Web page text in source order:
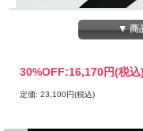
▼ 商
30%OFF:16,170円(税込)
定価: 23,100円(税込)